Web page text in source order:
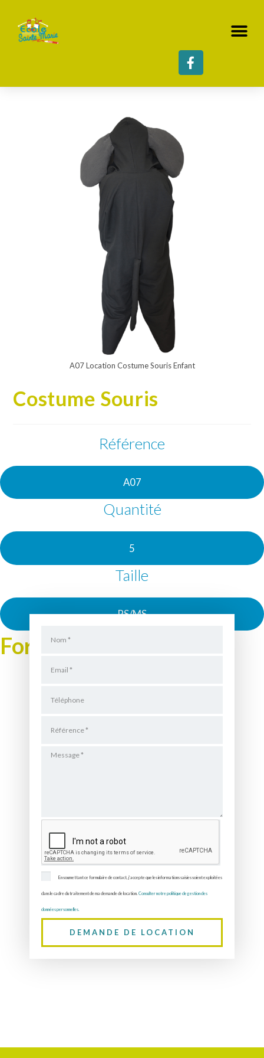
A07 Location Costume Souris Enfant
Costume Souris
Référence
A07
Quantité
5
Taille
PS/MS
Formulaire de Location
En soumettant ce formulaire de contact, j’accepte que les informations saisies soient exploitées
dans le cadre du traitement de ma demande de location.Consulter notre politique de gestion des
données personnelles.
DEMANDE DE LOCATION